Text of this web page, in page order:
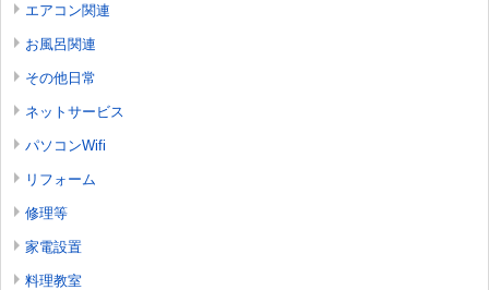
エアコン関連
お風呂関連
その他日常
ネットサービス
パソコンWifi
リフォーム
修理等
家電設置
料理教室